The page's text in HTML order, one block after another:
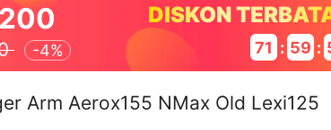
-4%
DISKON
71 : 59 :
Arm Aerox155 NMax Old Lexi125